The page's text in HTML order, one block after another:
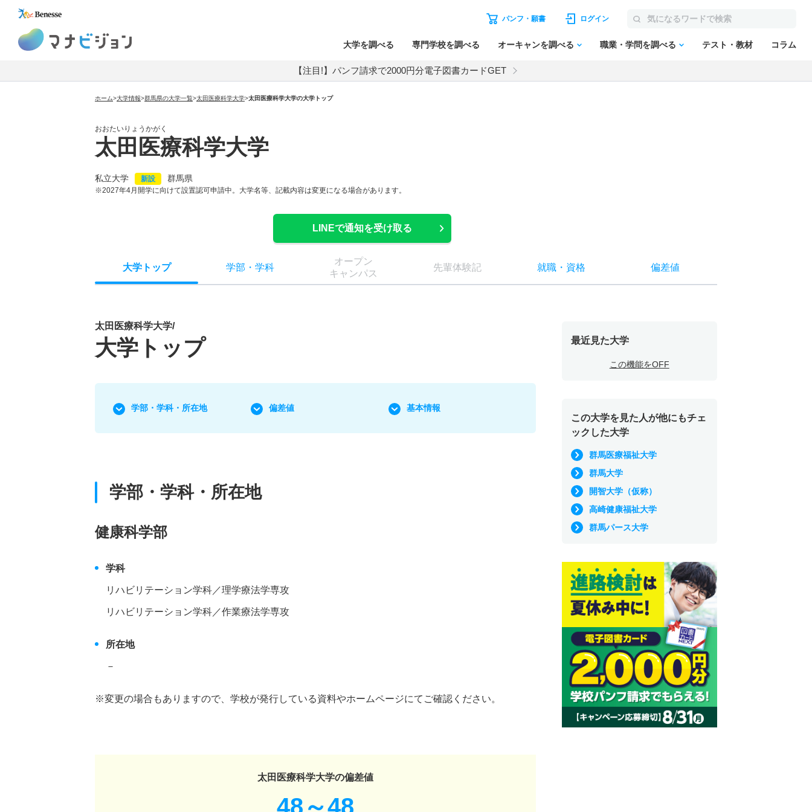
パンフ・願書 ログイン
大学を調べる 専門学校を調べる オーキャンを調べる 職業・学問を調べる テスト・教材 コラム
【注目!】パンフ請求で2000円分電子図書カードGET
ホーム>大学情報>群馬県の大学一覧>太田医療科学大学>太田医療科学大学の大学トップ
おおたいりょうかがく
太田医療科学大学
私立大学 新設 群馬県
※2027年4月開学に向けて設置認可申請中。大学名等、記載内容は変更になる場合があります。
LINEで通知を受け取る
大学トップ 学部 ・ 学科
オープン
キャンパス
先輩体験記 就職 ・ 資格 偏差値
太田医療科学大学/
大学トップ
学部・学科・所在地 偏差値 基本情報
学部・学科・所在地
健康科学部
学科
リハビリテーション学科／理学療法学専攻
リハビリテーション学科／作業療法学専攻
所在地
－
※変更の場合もありますので、学校が発行している資料やホームページにてご確認ください。
太田医療科学大学の偏差値
48～48
最近見た大学
この機能をOFF
この大学を見た人が他にもチェ
ックした大学
群馬医療福祉大学
群馬大学
開智大学（仮称）
高崎健康福祉大学
群馬パース大学